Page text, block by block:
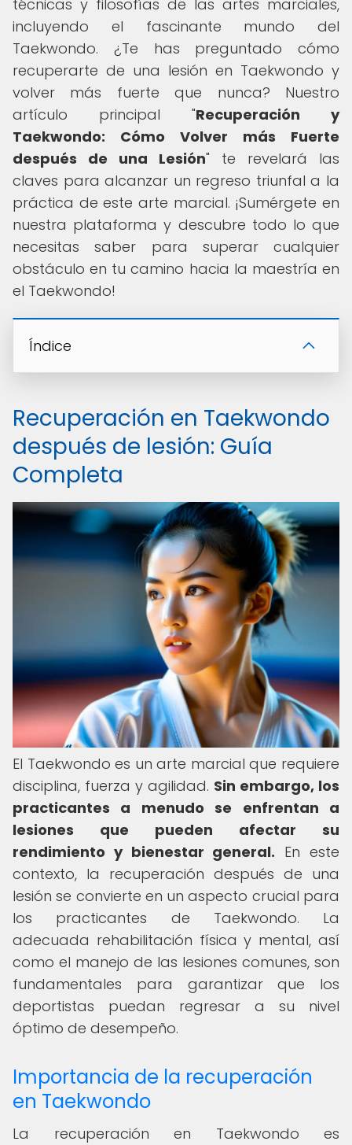
técnicas y filosofías de las artes marciales,
incluyendo el fascinante mundo del
Taekwondo. ¿Te has preguntado cómo
recuperarte de una lesión en Taekwondo y
volver más fuerte que nunca? Nuestro
artículo principal "Recuperación y
Taekwondo: Cómo Volver más Fuerte
después de una Lesión" te revelará las
claves para alcanzar un regreso triunfal a la
práctica de este arte marcial. ¡Sumérgete en
nuestra plataforma y descubre todo lo que
necesitas saber para superar cualquier
obstáculo en tu camino hacia la maestría en
el Taekwondo!
Índice
Recuperación en Taekwondo
después de lesión: Guía
Completa
El Taekwondo es un arte marcial que requiere
disciplina, fuerza y agilidad. Sin embargo, los
practicantes a menudo se enfrentan a
lesiones que pueden afectar su
rendimiento y bienestar general. En este
contexto, la recuperación después de una
lesión se convierte en un aspecto crucial para
los practicantes de Taekwondo. La
adecuada rehabilitación física y mental, así
como el manejo de las lesiones comunes, son
fundamentales para garantizar que los
deportistas puedan regresar a su nivel
óptimo de desempeño.
Importancia de la recuperación
en Taekwondo
La recuperación en Taekwondo es